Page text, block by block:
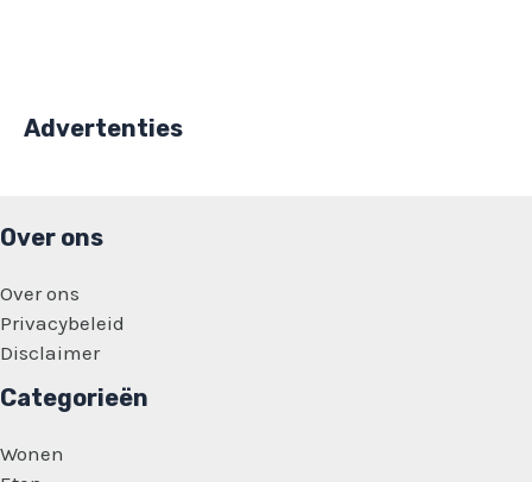
Advertenties
Over ons
Over ons
Privacybeleid
Disclaimer
Categorieën
Wonen